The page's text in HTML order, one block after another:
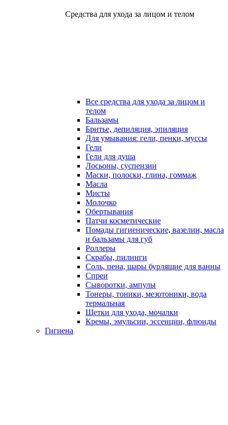
Средства для ухода за лицом и телом
Все средства для ухода за лицом и
телом
Бальзамы
Бритье, депиляция, эпиляция
Для умывания: гели, пенки, муссы
Гели
Гели для душа
Лосьоны, суспензии
Маски, полоски, глина, гоммаж
Масла
Мисты
Молочко
Обертывания
Патчи косметические
Помады гигиенические, вазелин, масла
и бальзамы для губ
Роллеры
Скрабы, пилинги
Соль, пена, шары бурлящие для ванны
Спреи
Сыворотки, ампулы
Тонеры, тоники, мезотоники, вода
термальная
Щетки для ухода, мочалки
Кремы, эмульсии, эссенции, флюиды
Гигиена